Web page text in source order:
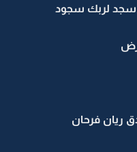
اسجد لربك سجود
ريان فرحان